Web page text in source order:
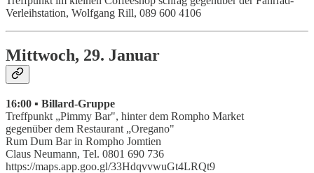
Verleihstation, Wolfgang Rill, 089 600 4106
Mittwoch, 29. Januar
16:00 ▪ Billard-Gruppe
Treffpunkt „Pimmy Bar", hinter dem Rompho Market
gegenüber dem Restaurant „Oregano"
Rum Dum Bar in Rompho Jomtien
Claus Neumann, Tel. 0801 690 736
https://maps.app.goo.gl/33HdqvvwuGt4LRQt9